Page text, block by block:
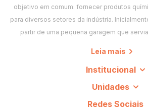
objetivo em comum: fornecer produtos
para diversos setores da indústria.
partir de uma pequena garagem que
Leia mais
Institucional
Unidades
Redes Sociais